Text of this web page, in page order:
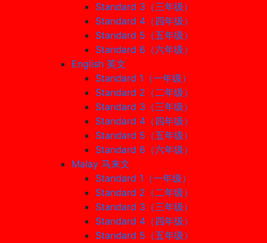
Standard 3（三年级）
Standard 4（四年级）
Standard 5（五年级）
Standard 6（六年级）
English 英文
Standard 1（一年级）
Standard 2（二年级）
Standard 3（三年级）
Standard 4（四年级）
Standard 5（五年级）
Standard 6（六年级）
Malay 马来文
Standard 1（一年级）
Standard 2（二年级）
Standard 3（三年级）
Standard 4（四年级）
Standard 5（五年级）